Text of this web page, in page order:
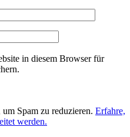
in diesem Browser für
Spam zu reduzieren. Erfahre,
werden.